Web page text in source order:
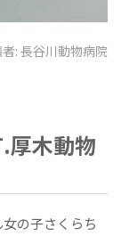
:長谷川動物病院
厚木動物
の子さくらち